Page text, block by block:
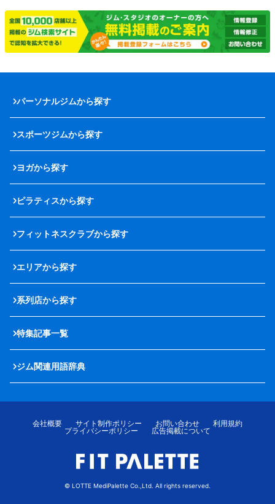
パーソナルジムから探す
スポーツジムから探す
ヨガから探す
ピラティスから探す
フィットネスクラブから探す
エリアから探す
系列店から探す
特集記事一覧
ジム関連用語辞典
会社概要 サイト制作ポリシー お問い合わせ
利用規約
プライバシーポリシー
広告掲載について
© LOTTE MediPalette Co.,Ltd. All rights reserved.